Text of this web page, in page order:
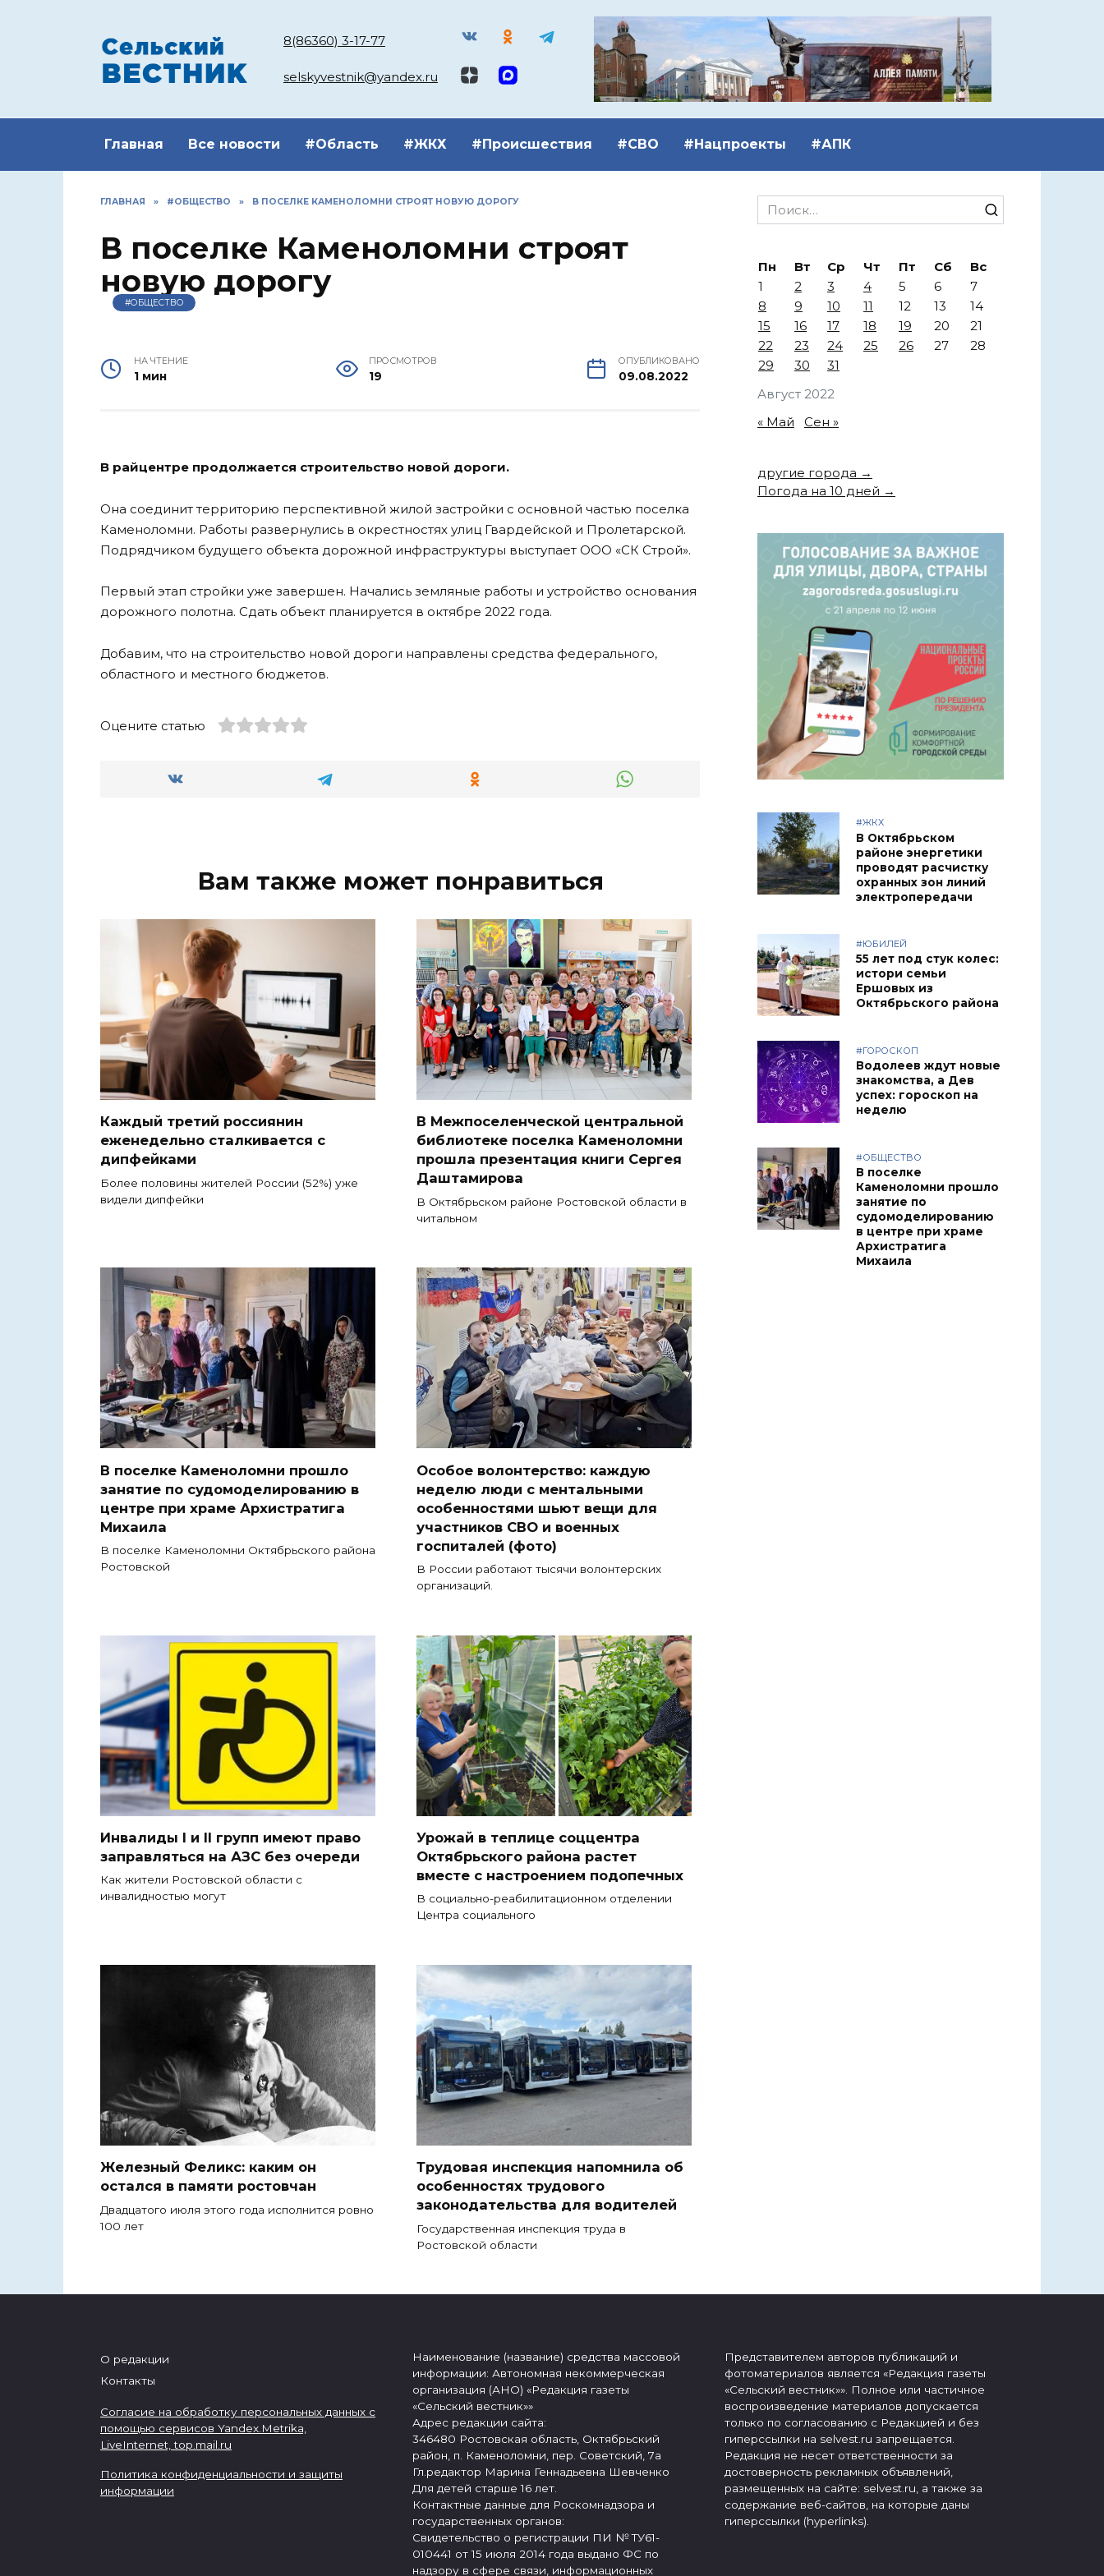
8(86360) 3-17-77
selskyvestnik@yandex.ru
Главная Все новости #Область #ЖКХ #Происшествия #СВО #Нацпроекты #АПК
ГЛАВНАЯ » #ОБЩЕСТВО » В ПОСЕЛКЕ КАМЕНОЛОМНИ СТРОЯТ НОВУЮ ДОРОГУ
В поселке Каменоломни строят
новую дорогу
#ОБЩЕСТВО
НА ЧТЕНИЕ
1 мин
ПРОСМОТРОВ
19
ОПУБЛИКОВАНО
09.08.2022
В райцентре продолжается строительство новой дороги.
Она соединит территорию перспективной жилой застройки с основной частью поселка
Каменоломни. Работы развернулись в окрестностях улиц Гвардейской и Пролетарской.
Подрядчиком будущего объекта дорожной инфраструктуры выступает ООО «СК Строй».
Первый этап стройки уже завершен. Начались земляные работы и устройство основания
дорожного полотна. Сдать объект планируется в октябре 2022 года.
Добавим, что на строительство новой дороги направлены средства федерального,
областного и местного бюджетов.
Оцените статью
Вам также может понравиться
Каждый третий россиянин
еженедельно сталкивается с
дипфейками
Более половины жителей России (52%) уже
видели дипфейки
В Межпоселенческой центральной
библиотеке поселка Каменоломни
прошла презентация книги Сергея
Даштамирова
В Октябрьском районе Ростовской области в
читальном
В поселке Каменоломни прошло
занятие по судомоделированию в
центре при храме Архистратига
Михаила
В поселке Каменоломни Октябрьского района
Ростовской
Особое волонтерство: каждую
неделю люди с ментальными
особенностями шьют вещи для
участников СВО и военных
госпиталей (фото)
В России работают тысячи волонтерских
организаций.
Инвалиды I и II групп имеют право
заправляться на АЗС без очереди
Как жители Ростовской области с
инвалидностью могут
Урожай в теплице соццентра
Октябрьского района растет
вместе с настроением подопечных
В социально-реабилитационном отделении
Центра социального
Железный Феликс: каким он
остался в памяти ростовчан
Двадцатого июля этого года исполнится ровно
100 лет
Трудовая инспекция напомнила об
особенностях трудового
законодательства для водителей
Государственная инспекция труда в
Ростовской области
Search
for:
Август 2022
Пн Вт Ср Чт Пт Сб
Вс
1
2 3 4 5 6
7
8
9 10 11 12 13
14
15
16 17 18 19 20
21
22
23 24 25 26 27
28
29
30 31
« Май Сен »
другие города →
Погода на 10 дней →
#ЖКХ
В Октябрьском
районе энергетики
проводят расчистку
охранных зон линий
электропередачи
#ЮБИЛЕЙ
55 лет под стук колес:
истори семьи
Ершовых из
Октябрьского района
#ГОРОСКОП
Водолеев ждут новые
знакомства, а Дев
успех: гороскоп на
неделю
#ОБЩЕСТВО
В поселке
Каменоломни прошло
занятие по
судомоделированию
в центре при храме
Архистратига
Михаила
О редакции
Контакты
Согласие на обработку персональных данных с
помощью сервисов Yandex.Metrika,
LiveInternet,top.mail.ru
Политика конфиденциальности и защиты
информации
Наименование (название) средства массовой
информации: Автономная некоммерческая
организация (АНО) «Редакция газеты
«Сельский вестник»»
Адрес редакции сайта:
346480 Ростовская область, Октябрьский
район, п. Каменоломни, пер. Советский, 7а
Гл.редактор Марина Геннадьевна Шевченко
Для детей старше 16 лет.
Контактные данные для Роскомнадзора и
государственных органов:
Свидетельство о регистрации ПИ № ТУ61-
010441 от 15 июля 2014 года выдано ФС по
надзору в сфере связи, информационных
Представителем авторов публикаций и
фотоматериалов является «Редакция газеты
«Сельский вестник»». Полное или частичное
воспроизведение материалов допускается
только по согласованию с Редакцией и без
гиперссылки на selvest.ru запрещается.
Редакция не несет ответственности за
достоверность рекламных объявлений,
размещенных на сайте: selvest.ru, а также за
содержание веб-сайтов, на которые даны
гиперссылки (hyperlinks).